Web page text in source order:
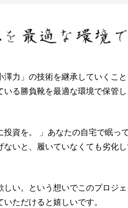
力」の技術を継承していくこ
る勝負靴を最適な環境で保管
投資を。 」あなたの自宅で眠っ
いと、履いていなくても劣化
い。という想いでこのプロジ
ただけると嬉しいです。